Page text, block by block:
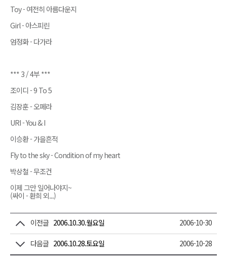
Toy - 여전히 아름다운지
Girl - 아스피린
엄정화 - 다가라
*** 3 / 4부 ***
조이디 - 9 To 5
김장훈 - 오페라
URI - You & I
이승환 - 가을흔적
Fly to the sky - Condition of my heart
박상철 - 무조건
이제 그만 일어나야지~
(싸이 - 환희 외...)
이전글 2006.10.30.월요일 2006-10-30
다음글 2006.10.28.토요일 2006-10-28